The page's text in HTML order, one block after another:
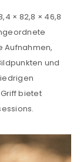
× 82,8 × 46,8
Aufnahmen,
und
bietet